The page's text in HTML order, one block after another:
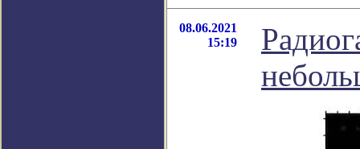
08.06.2021
15:19